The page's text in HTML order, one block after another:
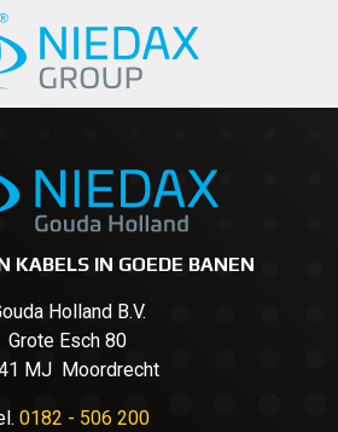
KABELS IN GOEDE BANEN
Holland B.V.
Grote Esch 80
MJ Moordrecht
0182 - 506 200